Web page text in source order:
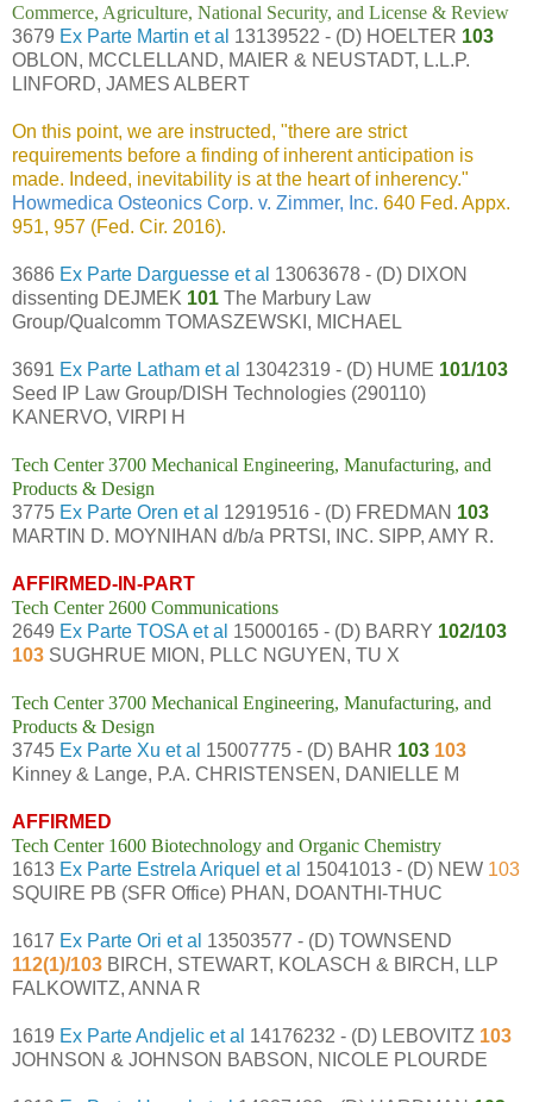
Commerce, Agriculture, National Security, and License & Review
3679 Ex Parte Martin et al 13139522 - (D) HOELTER 103
OBLON, MCCLELLAND, MAIER & NEUSTADT, L.L.P.
LINFORD, JAMES ALBERT
On this point, we are instructed, "there are strict
requirements before a finding of inherent anticipation is
made. Indeed, inevitability is at the heart of inherency."
Howmedica Osteonics Corp. v. Zimmer, Inc. 640 Fed. Appx.
951, 957 (Fed. Cir. 2016).
3686 Ex Parte Darguesse et al 13063678 - (D) DIXON
dissenting DEJMEK 101 The Marbury Law
Group/Qualcomm TOMASZEWSKI, MICHAEL
3691 Ex Parte Latham et al 13042319 - (D) HUME 101/103
Seed IP Law Group/DISH Technologies (290110)
KANERVO, VIRPI H
Tech Center 3700 Mechanical Engineering, Manufacturing, and
Products & Design
3775 Ex Parte Oren et al 12919516 - (D) FREDMAN 103
MARTIN D. MOYNIHAN d/b/a PRTSI, INC. SIPP, AMY R.
AFFIRMED-IN-PART
Tech Center 2600 Communications
2649 Ex Parte TOSA et al 15000165 - (D) BARRY 102/103
103 SUGHRUE MION, PLLC NGUYEN, TU X
Tech Center 3700 Mechanical Engineering, Manufacturing, and
Products & Design
3745 Ex Parte Xu et al 15007775 - (D) BAHR 103 103
Kinney & Lange, P.A. CHRISTENSEN, DANIELLE M
AFFIRMED
Tech Center 1600 Biotechnology and Organic Chemistry
1613 Ex Parte Estrela Ariquel et al 15041013 - (D) NEW 103
SQUIRE PB (SFR Office) PHAN, DOANTHI-THUC
1617 Ex Parte Ori et al 13503577 - (D) TOWNSEND
112(1)/103 BIRCH, STEWART, KOLASCH & BIRCH, LLP
FALKOWITZ, ANNA R
1619 Ex Parte Andjelic et al 14176232 - (D) LEBOVITZ 103
JOHNSON & JOHNSON BABSON, NICOLE PLOURDE